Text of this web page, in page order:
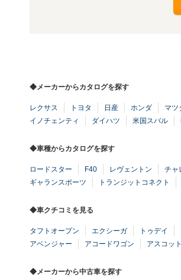
◆メーカーからカタログを探す
レクサス トヨタ 日産 ホンダ マツ
イノチェンティ
ダイハツ 米国スバル
◆車種からカタログを探す
ロードスター F40 レヴェントン チャ
ギャランスポーツ
トランジットコネクト
◆車クチコミを見る
タフトオープン エクシーガ トゥデイ
アベンジャー
アコードワゴン アスコッ
◆メーカーから中古車を探す